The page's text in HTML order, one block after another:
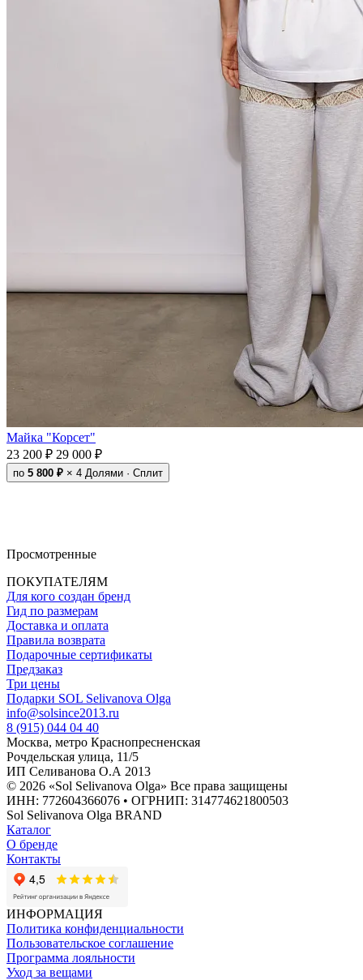
Майка "Корсет"
23 200 ₽ 29 000 ₽
по 5 800 ₽ × 4 Долями · Сплит
Просмотренные
ПОКУПАТЕЛЯМ
Для кого создан бренд
Гид по размерам
Доставка и оплата
Правила возврата
Подарочные сертификаты
Предзаказ
Три цены
Подарки SOL Selivanova Olga
info@solsince2013.ru
8 (915) 044 04 40
Москва, метро Краснопресненская
Рочдельская улица, 11/5
ИП Селиванова О.А 2013
© 2026 «Sol Selivanova Olga» Все права защищены
ИНН: 772604366076 • ОГРНИП: 314774621800503
Sol Selivanova Olga BRAND
Каталог
О бренде
Контакты
ИНФОРМАЦИЯ
Политика конфиденциальности
Пользовательское соглашение
Программа лояльности
Уход за вещами